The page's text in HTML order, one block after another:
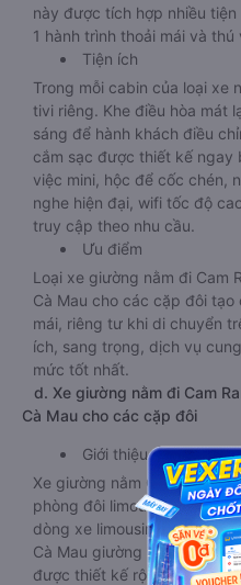
này được tích hợp nhiều
1 hành trình thoải mái và thú
Tiện ích
Trong mỗi cabin của loại xe
tivi riêng. Khe điều hòa mát
sáng để hành khách điều
cắm sạc được thiết kế ngay
việc mini, hộc để cốc chén,
nghe hiện đại, wifi tốc độ
truy cập theo nhu cầu.
Ưu điểm
Loại xe giường nằm đi Cam
Cà Mau cho các cặp đôi
mái, riêng tư khi di chuyển
ích, sang trọng, dịch vụ
mức tốt nhất.
d. Xe giường nằm đi Cam
Cà Mau cho các cặp đôi
Giới thiệu
Xe giường nằm Cái Nước -
phòng đôi limousine là
dòng xe limousine đi Cam
Cà Mau giường phòng. Tuy
được thiết kế rộng hơn, phù